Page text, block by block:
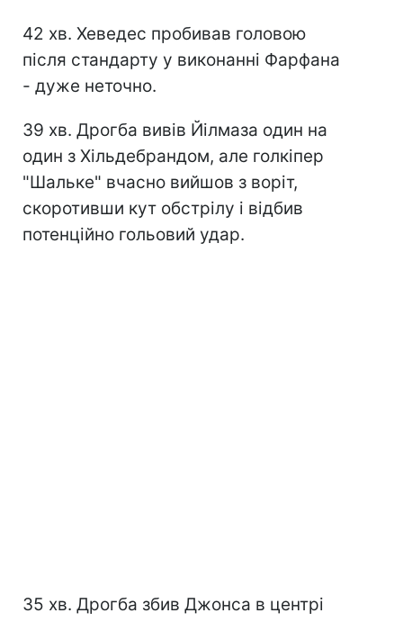
42 хв. Хеведес пробивав головою
після стандарту у виконанні Фарфана
- дуже неточно.
39 хв. Дрогба вивів Йілмаза один на
один з Хільдебрандом, але голкіпер
"Шальке" вчасно вийшов з воріт,
скоротивши кут обстрілу і відбив
потенційно гольовий удар.
35 хв. Дрогба збив Джонса в центрі